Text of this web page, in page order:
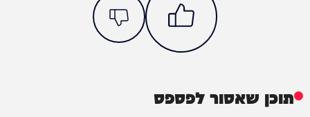
תוכן שאסור לפספס